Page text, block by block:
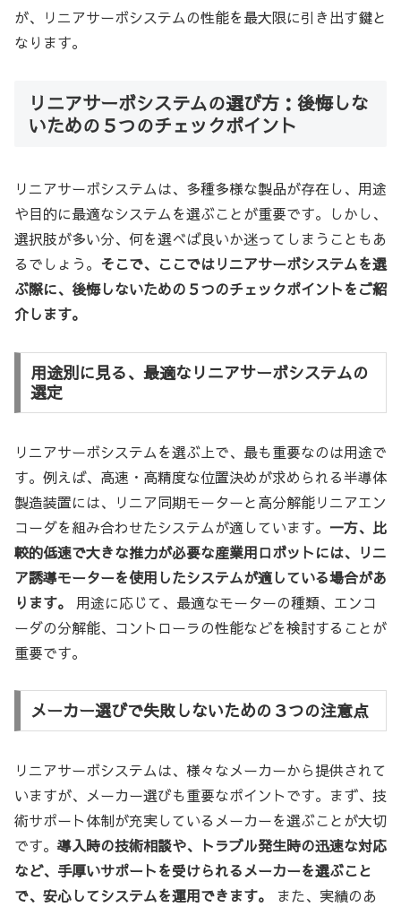
が、リニアサーボシステムの性能を最大限に引き出す鍵と
なります。
リニアサーボシステムの選び方：後悔しな
いための５つのチェックポイント
リニアサーボシステムは、多種多様な製品が存在し、用途
や目的に最適なシステムを選ぶことが重要です。しかし、
選択肢が多い分、何を選べば良いか迷ってしまうこともあ
るでしょう。 そこで、ここではリニアサーボシステムを選
ぶ際に、後悔しないための５つのチェックポイントをご紹
介します。
用途別に見る、最適なリニアサーボシステムの
選定
リニアサーボシステムを選ぶ上で、最も重要なのは用途で
す。例えば、高速・高精度な位置決めが求められる半導体
製造装置には、リニア同期モーターと高分解能リニアエン
コーダを組み合わせたシステムが適しています。 一方、比
較的低速で大きな推力が必要な産業用ロボットには、リニ
ア誘導モーターを使用したシステムが適している場合があ
ります。
用途に応じて、最適なモーターの種類、エンコ
ーダの分解能、コントローラの性能などを検討することが
重要です。
メーカー選びで失敗しないための３つの注意点
リニアサーボシステムは、様々なメーカーから提供されて
いますが、メーカー選びも重要なポイントです。まず、技
術サポート体制が充実しているメーカーを選ぶことが大切
です。導入時の技術相談や、トラブル発生時の迅速な対応
など、手厚いサポートを受けられるメーカーを選ぶこと
で、安心してシステムを運用できます。
また、実績のあ